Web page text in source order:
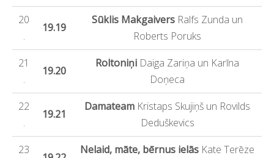
20
.
19.19
Sūklis Makgaivers Ralfs Zunda un
Roberts Poruks
21
.
19.20
Roltoniņi Daiga Zariņa un Karīna
Doņeca
22
.
19.21
Damateam Kristaps Skujiņš un Rovilds
Deduškevics
23
Nelaid, māte, bērnus ielās Kate Terēze